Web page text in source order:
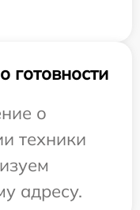
готовности
о
техники
адресу.